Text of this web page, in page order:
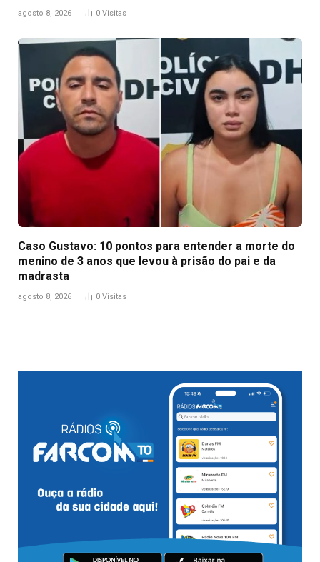
agosto 8, 2026 0 Visitas
Caso Gustavo: 10 pontos para entender a morte do
menino de 3 anos que levou à prisão do pai e da
madrasta
agosto 8, 2026 0 Visitas